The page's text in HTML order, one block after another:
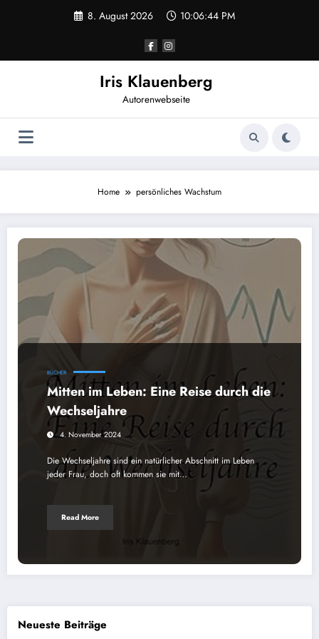
8. August 2026 10:06:44 PM
Iris Klauenberg
Autorenwebseite
Home persönliches Wachstum
Mitten im Leben: Eine Reise durch die Wechseljahre
BÜCHER
Mitten im Leben: Eine Reise durch die
Wechseljahre
4. November 2024
Die Wechseljahre sind ein natürlicher Abschnitt im Leben
jeder Frau, doch oft kommen sie mit…
Read More
Neueste Beiträge